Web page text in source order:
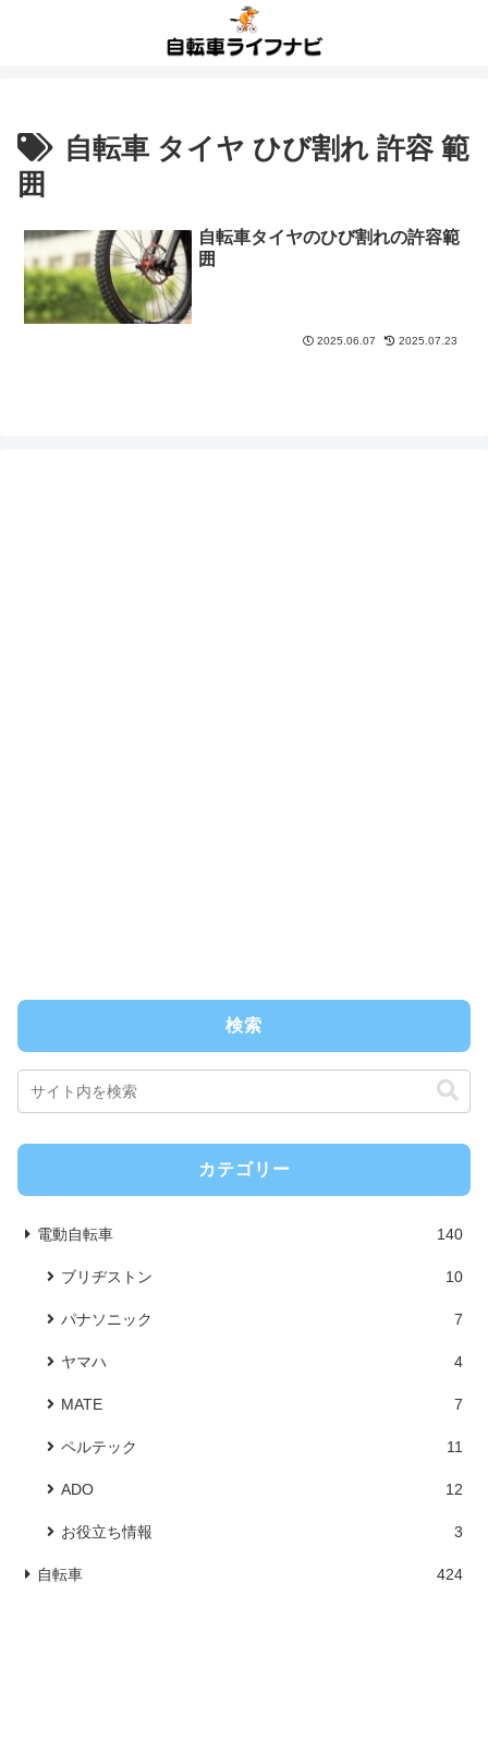
自転車 タイヤ ひび割れ 許容 範
囲
自転車タイヤのひび割れの許容範
囲
2025.06.07 2025.07.23
検索
カテゴリー
電動自転車 140
ブリヂストン 10
パナソニック 7
ヤマハ 4
MATE 7
ペルテック 11
ADO 12
お役立ち情報 3
自転車 424